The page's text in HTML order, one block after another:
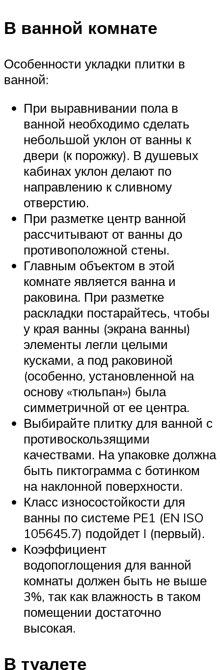
В ванной комнате
Особенности укладки плитки в
ванной:
При выравнивании пола в
ванной необходимо сделать
небольшой уклон от ванны к
двери (к порожку). В душевых
кабинах уклон делают по
направлению к сливному
отверстию.
При разметке центр ванной
рассчитывают от ванны до
противоположной стены.
Главным объектом в этой
комнате является ванна и
раковина. При разметке
раскладки постарайтесь, чтобы
у края ванны (экрана ванны)
элементы легли целыми
кусками, а под раковиной
(особенно, установленной на
основу «тюльпан») была
симметричной от ее центра.
Выбирайте плитку для ванной с
противоскользящими
качествами. На упаковке должна
быть пиктограмма с ботинком
на наклонной поверхности.
Класс износостойкости для
ванны по системе PE1 (EN ISO
105645.7) подойдет I (первый).
Коэффициент
водопоглощения для ванной
комнаты должен быть не выше
3%, так как влажность в таком
помещении достаточно
высокая.
В туалете